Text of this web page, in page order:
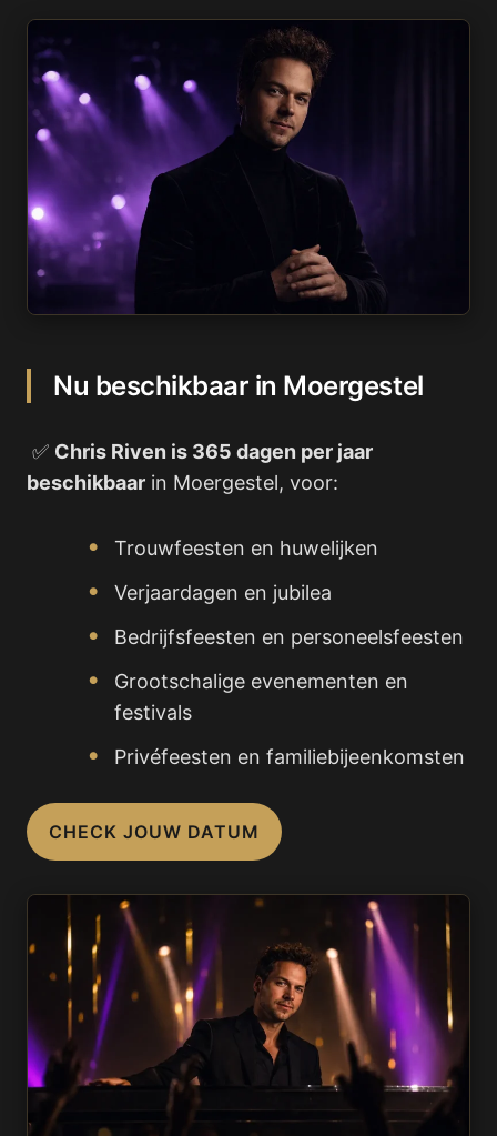
Nu beschikbaar in Moergestel
✅ Chris Riven is 365 dagen per jaar
beschikbaar in Moergestel, voor:
Trouwfeesten en huwelijken
Verjaardagen en jubilea
Bedrijfsfeesten en personeelsfeesten
Grootschalige evenementen en
festivals
Privéfeesten en familiebijeenkomsten
CHECK JOUW DATUM